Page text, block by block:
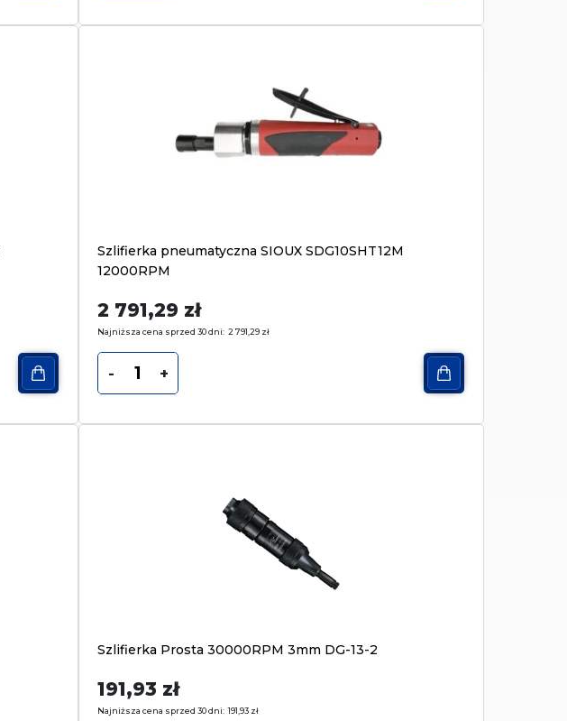
Szlifierka pneumatyczna SIOUX SDG10SHT12M
12000RPM
2 791,29 zł
Najniższa cena sprzed 30 dni: 2 791,29 zł
- +
Szlifierka Prosta 30000RPM 3mm DG-13-2
191,93 zł
Najniższa cena sprzed 30 dni:191,93 zł